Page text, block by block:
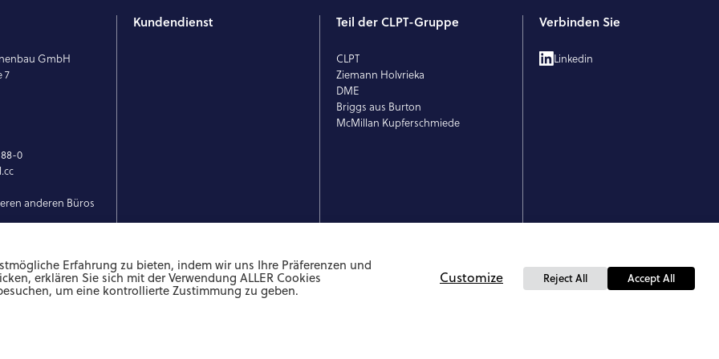
GmbH
7
0
anderen Büros
Kundendienst Teil der CLPT-Gruppe
CLPT
Ziemann Holvrieka
DME
Briggs aus Burton
McMillan Kupferschmiede
Verbinden Sie
Linkedin
Erfahrung zu bieten, indem wir uns Ihre Präferenzen und
erklären Sie sich mit der Verwendung ALLER Cookies
um eine kontrollierte Zustimmung zu geben.
Customize Reject All Accept All